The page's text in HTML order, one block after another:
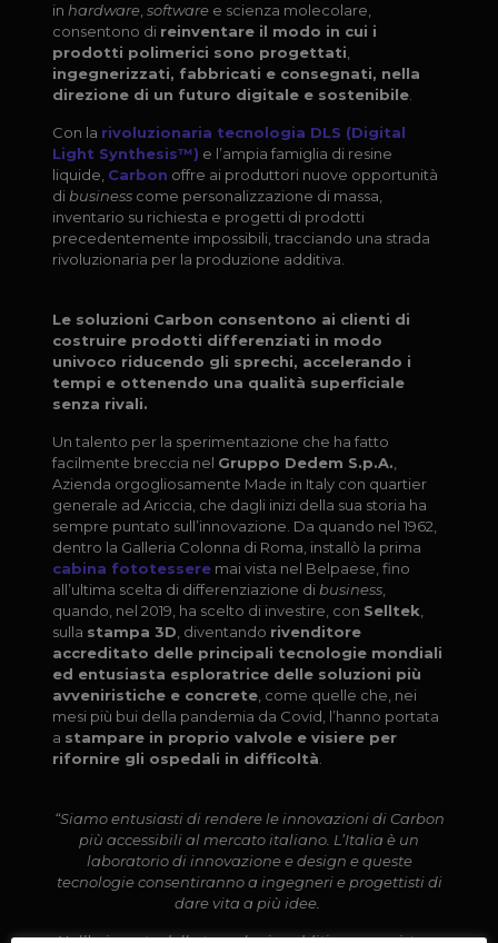
in hardware, softwaree scienza molecolare,
consentono di reinventare il modo in cui i
prodotti polimerici sono progettati
ingegnerizzati, fabbricati e consegnati, nella
direzione di un futuro digitale e sostenibile.
Con la rivoluzionaria tecnologia DLS (Digital
Light Synthesis™) e l’ampia famiglia di resine
liquide, Carbon offre ai produttori nuove opportunità
di businesscome personalizzazione di massa,
inventario su richiesta e progetti di prodotti
precedentemente impossibili, tracciando una strada
rivoluzionaria per la produzione additiva.
Le soluzioni Carbon consentono ai clienti di
costruire prodotti differenziati in modo
univoco riducendo gli sprechi, accelerando i
tempi e ottenendo una qualità superficiale
senza rivali.
Un talento per la sperimentazione che ha fatto
facilmente breccia nel Gruppo Dedem S.p.A.
Azienda orgogliosamente Made in Italy con quartier
generale ad Ariccia, che dagli inizi della sua storia ha
sempre puntato sull’innovazione. Da quando nel 1962,
dentro la Galleria Colonna di Roma, installò la prima
cabina fototesseremai vista nel Belpaese, fino
all’ultima scelta di differenziazione di business,
quando, nel 2019, ha scelto di investire, con Selltek
sulla stampa 3D , diventando rivenditore
accreditato delle principali tecnologie mondiali
ed entusiasta esploratrice delle soluzioni più
avveniristiche e concrete, come quelle che, nei
mesi più bui della pandemia da Covid, l’hanno portata
a stampare in proprio valvole e visiere per
rifornire gli ospedali in difficoltà
“Siamo entusiasti di rendere le innovazioni di Carbon
più accessibili al mercato italiano. L’Italia è un
laboratorio di innovazione e design e queste
tecnologie consentiranno a ingegneri e progettisti di
dare vita a più idee.